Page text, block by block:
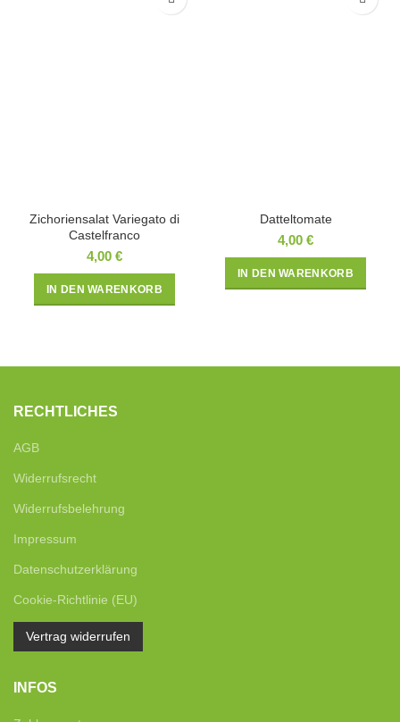
Zichoriensalat Variegato di
Castelfranco
4,00 €
IN DEN WARENKORB
Datteltomate
4,00 €
IN DEN WARENKORB
RECHTLICHES
AGB
Widerrufsrecht
Widerrufsbelehrung
Impressum
Datenschutzerklärung
Cookie-Richtlinie (EU)
Vertrag widerrufen
INFOS